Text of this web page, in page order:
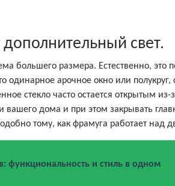
свет.
большего размера. Естественно, это
одинарное арочное окно или
стекло часто остается открытым из-
вашего дома и при этом закрывать
тому, как фрамуга работает над
функциональность и стиль в одном